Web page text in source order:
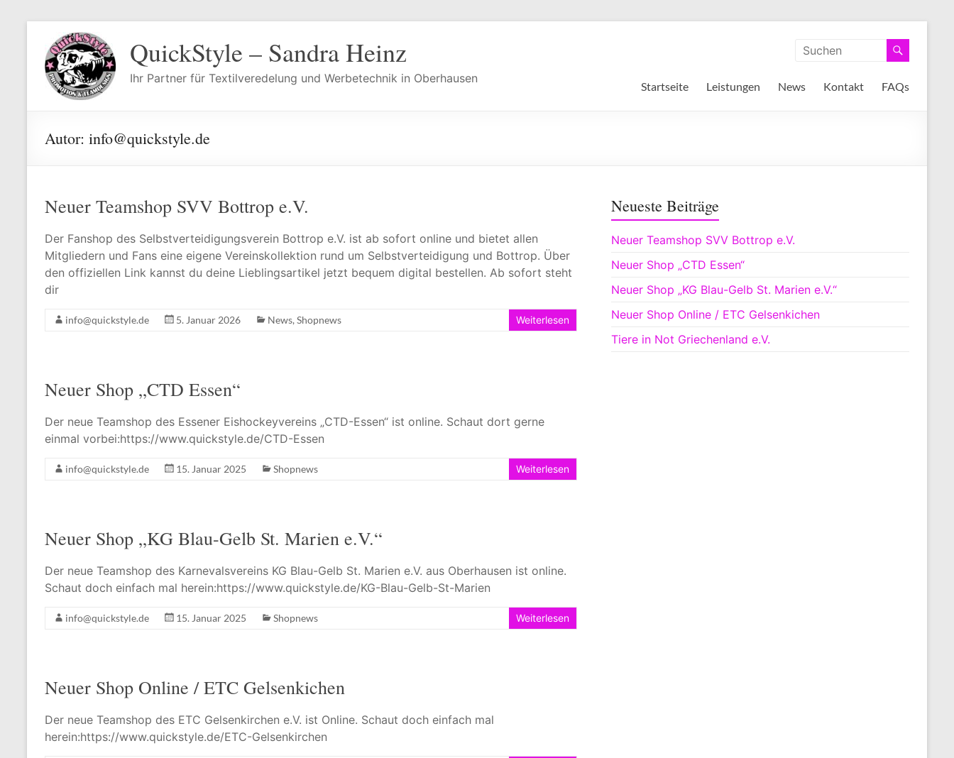
Inhalt
springen
QuickStyle – Sandra Heinz
Ihr Partner für Textilveredelung und Werbetechnik in Oberhausen
Startseite Leistungen News Kontakt FAQs
Autor: info@quickstyle.de
Neuer Teamshop SVV Bottrop e.V.
Der Fanshop des Selbstverteidigungsverein Bottrop e.V. ist ab sofort online und bietet allen
Mitgliedern und Fans eine eigene Vereinskollektion rund um Selbstverteidigung und Bottrop. Über
den offiziellen Link kannst du deine Lieblingsartikel jetzt bequem digital bestellen. Ab sofort steht
dir
info@quickstyle.de 5. Januar 2026 News, Shopnews Weiterlesen
Neuer Shop „CTD Essen“
Der neue Teamshop des Essener Eishockeyvereins „CTD-Essen“ ist online. Schaut dort gerne
einmal vorbei:https://www.quickstyle.de/CTD-Essen
info@quickstyle.de 15. Januar 2025 Shopnews Weiterlesen
Neuer Shop „KG Blau-Gelb St. Marien e.V.“
Der neue Teamshop des Karnevalsvereins KG Blau-Gelb St. Marien e.V. aus Oberhausen ist online.
Schaut doch einfach mal herein:https://www.quickstyle.de/KG-Blau-Gelb-St-Marien
info@quickstyle.de 15. Januar 2025 Shopnews Weiterlesen
Neuer Shop Online / ETC Gelsenkichen
Der neue Teamshop des ETC Gelsenkirchen e.V. ist Online. Schaut doch einfach mal
herein:https://www.quickstyle.de/ETC-Gelsenkirchen
Neueste Beiträge
Neuer Teamshop SVV Bottrop e.V.
Neuer Shop „CTD Essen“
Neuer Shop „KG Blau-Gelb St. Marien e.V.“
Neuer Shop Online / ETC Gelsenkichen
Tiere in Not Griechenland e.V.